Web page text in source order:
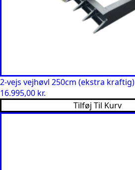
2-vejs vejhøvl 250cm (ekstra kraftig)
16.995,00 kr.
Tilføj Til Kurv